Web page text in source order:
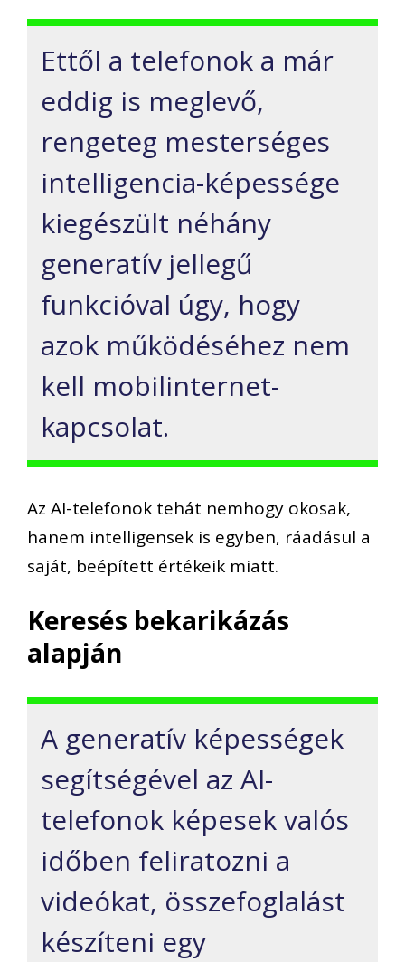
Ettől a telefonok a már
eddig is meglevő,
rengeteg mesterséges
intelligencia-képessége
kiegészült néhány
generatív jellegű
funkcióval úgy, hogy
azok működéséhez nem
kell mobilinternet-
kapcsolat.
Az AI-telefonok tehát nemhogy okosak,
hanem intelligensek is egyben, ráadásul a
saját, beépített értékeik miatt.
Keresés bekarikázás
alapján
A generatív képességek
segítségével az AI-
telefonok képesek valós
időben feliratozni a
videókat, összefoglalást
készíteni egy